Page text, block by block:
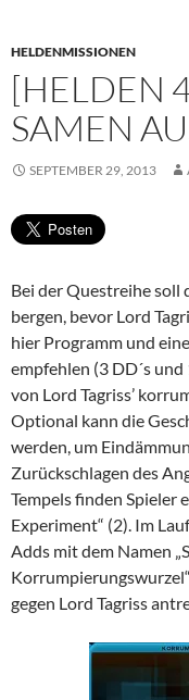
HELDENMISSIONEN
[HELDEN
SAMEN
SEPTEMBER 29, 2013
Bei der Questreihe soll
bergen, bevor Lord
hier Programm und
empfehlen (3 DD´s
von Lord Tagriss’
Optional kann die
werden, um
Zurückschlagen des
Tempels finden Spieler
Experiment“ (2). Im
Adds mit dem Namen
gegen Lord Tagriss